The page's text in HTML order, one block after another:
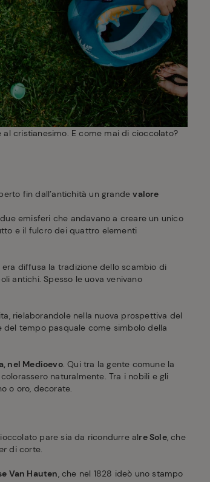
cristianesimo. E come mai di cioccolato?
fin dall’antichità un grandevalore
emisferi che andavano a creare un unico
e il fulcro dei quattro elementi
era diffusa la tradizione dello scambio di
antichi. Spesso le uova venivano
rielaborandole nella nuova prospettiva del
del tempo pasquale come simbolo della
nel Medioevo. Qui tra la gente comune la
naturalmente. Tra i nobili e gli
o oro, decorate.
pare sia da ricondurre alre Sole, che
di corte.
Van Hauten, che nel 1828 ideò uno stampo